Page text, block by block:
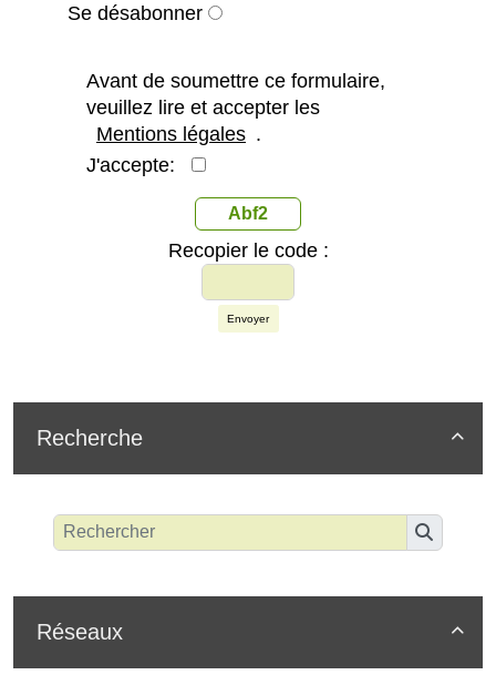
Se désabonner
Avant de soumettre ce formulaire,
veuillez lire et accepter les
Mentions légales .
J'accepte:
Abf2
Recopier le code :
Envoyer

Recherche

Réseaux